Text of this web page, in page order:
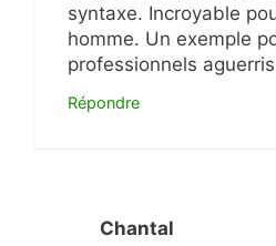
syntaxe. Incroyable
homme. Un exemple
professionnels
Répondre
Chantal